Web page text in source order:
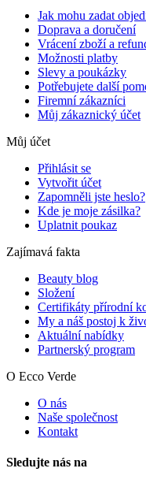
Jak mohu zadat
Doprava a doručení
Vrácení zboží a
Možnosti platby
Slevy a poukázky
Potřebujete další
Firemní zákazníci
Můj zákaznický účet
Můj účet
Přihlásit se
Vytvořit účet
Zapomněli jste heslo?
Kde je moje zásilka?
Uplatnit poukaz
Zajímavá fakta
Beauty blog
Složení
Certifikáty přírodní
My a náš postoj k
Aktuální nabídky
Partnerský program
O Ecco Verde
O nás
Naše společnost
Kontakt
Sledujte nás na